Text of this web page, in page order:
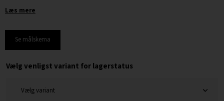
Læs mere
Se målskema
Vælg venligst variant for lagerstatus